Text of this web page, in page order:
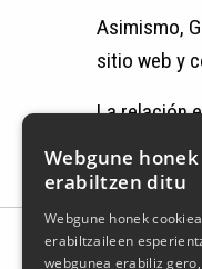
Asimismo,
sitio web y
La relación
partes
Webgune
erabiltzen ditu
Webgune honek
erabiltzaileen
webgunea erabiliz